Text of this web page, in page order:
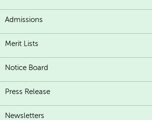
Admissions
Merit Lists
Notice Board
Press Release
Newsletters